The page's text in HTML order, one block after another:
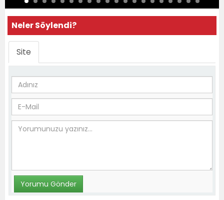
Neler Söylendi?
Site